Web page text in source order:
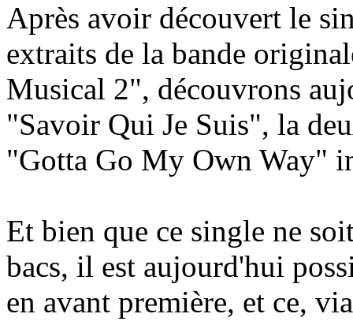
Après avoir découvert le
extraits de la bande
Musical 2", découvrons
"Savoir Qui Je Suis", la
"Gotta Go My Own Way"
Et bien que ce single ne
bacs, il est aujourd'hui
en avant première, et ce,